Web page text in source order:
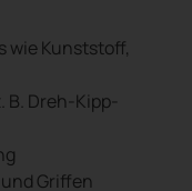
wie Kunststoff,
Dreh-Kipp-
Griffen